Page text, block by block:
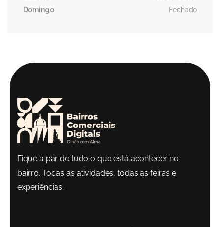
Domingo
Fechado
Fique a par de tudo o que está acontecer no
bairro. Todas as atividades, todas as feiras e
experiências.